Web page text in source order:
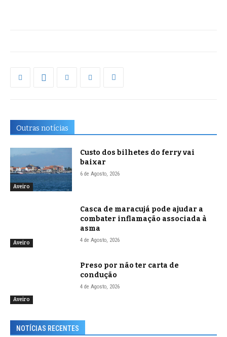
Outras notícias
Aveiro
Custo dos bilhetes do ferry vai
baixar
6 de Agosto, 2026
Aveiro
Casca de maracujá pode ajudar a
combater inflamação associada à
asma
4 de Agosto, 2026
Aveiro
Preso por não ter carta de
condução
4 de Agosto, 2026
NOTÍCIAS RECENTES